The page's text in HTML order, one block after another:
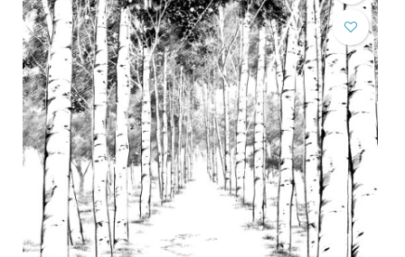
で
し
た。
¥8,580.00
で
す。